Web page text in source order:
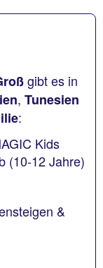
gibt es in
, Tunesien
:
Kids
(10-12 Jahre)
&